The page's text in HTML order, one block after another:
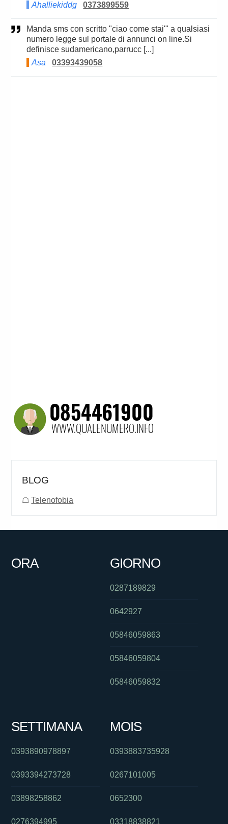
Ahalliekiddg
0373899559
Manda sms con scritto "ciao come stai'" a qualsiasi
numero legge sul portale di annunci on line.Si
definisce sudamericano,parrucc [...]
Asa
03393439058
BLOG
☖Telenofobia
ORA GIORNO
0287189829
0642927
05846059863
05846059804
05846059832
SETTIMANA
0393890978897
0393394273728
03898258862
0276394995
MOIS
0393883735928
0267101005
0652300
03318838821